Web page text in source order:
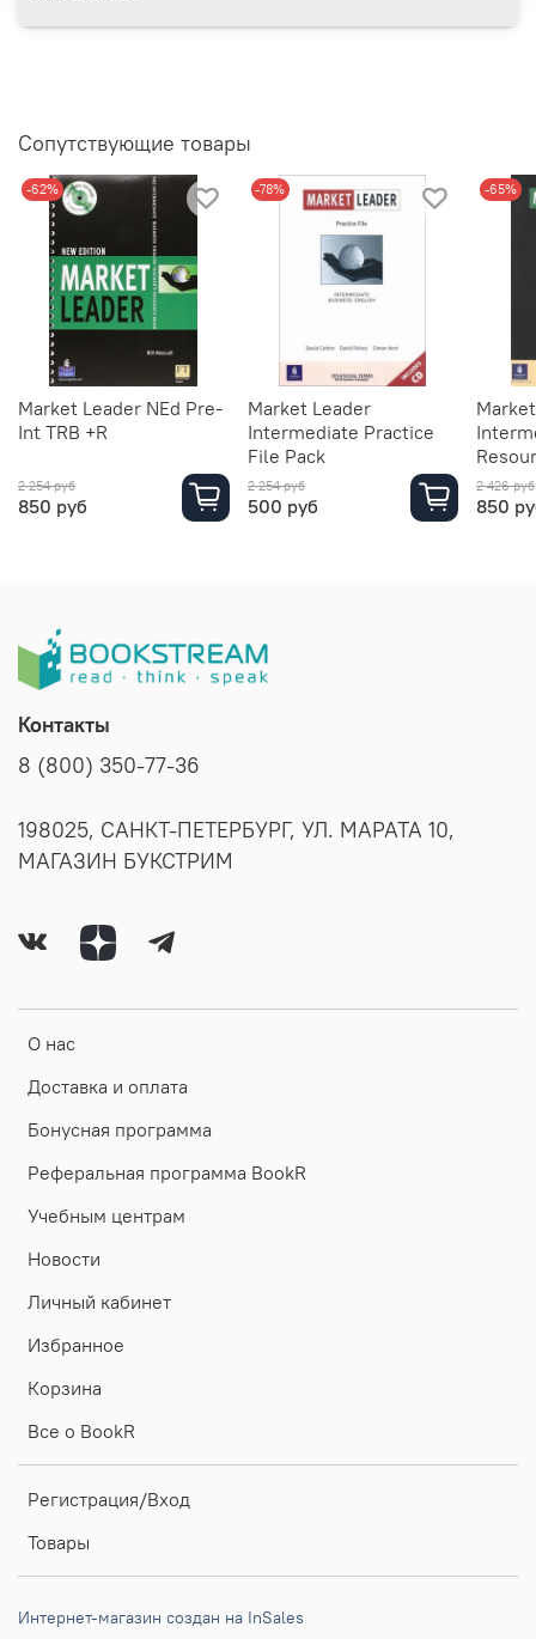
Сопутствующие товары
-62%
Market Leader NEd Pre-
Int TRB +R
2 254 руб
850 руб
-78%
Market Leader
Intermediate Practice
File Pack
2 254 руб
500 руб
-65%
2 426 руб
850
О нас
Доставка и оплата
Бонусная программа
Реферальная программа BookR
Учебным центрам
Новости
Личный кабинет
Избранное
Корзина
Все о BookR
Регистрация/Вход
Товары
Контакты
8 (800) 350-77-36
198025, САНКТ-ПЕТЕРБУРГ, УЛ. МАРАТА 10,
МАГАЗИН БУКСТРИМ
Интернет-магазин создан на InSales